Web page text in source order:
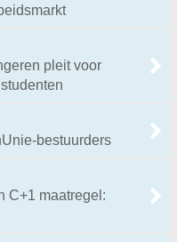
pleit voor
bestuurders
C+1 maatregel: